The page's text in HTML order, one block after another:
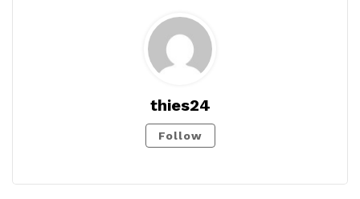
thies24
Follow